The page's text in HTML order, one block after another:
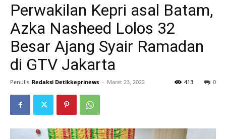
Perwakilan Kepri asal Batam,
Azka Nasheed Lolos 32
Besar Ajang Syair Ramadan
di GTV Jakarta
Penulis Redaksi Detikkeprinews - Maret 23, 2022 0
413